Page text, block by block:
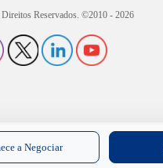
Direitos Reservados. ©2010 - 2026
a Negociar